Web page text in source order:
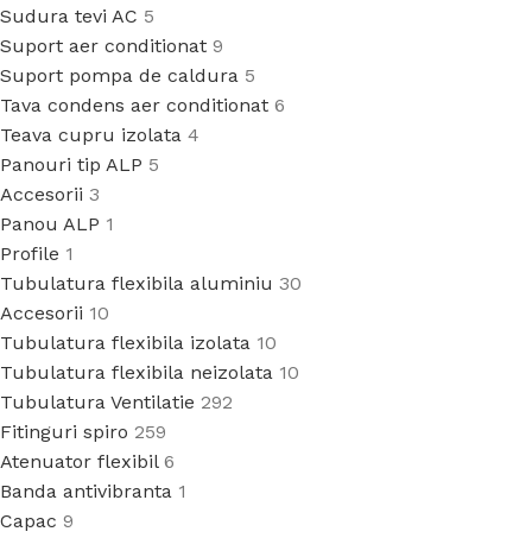
Sudura tevi AC 5
Suport aer conditionat 9
Suport pompa de caldura 5
Tava condens aer conditionat 6
Teava cupru izolata 4
Panouri tip ALP 5
Accesorii 3
Panou ALP 1
Profile 1
Tubulatura flexibila aluminiu 30
Accesorii 10
Tubulatura flexibila izolata 10
Tubulatura flexibila neizolata 10
Tubulatura Ventilatie 292
Fitinguri spiro 259
Atenuator flexibil 6
Banda antivibranta 1
Capac 9